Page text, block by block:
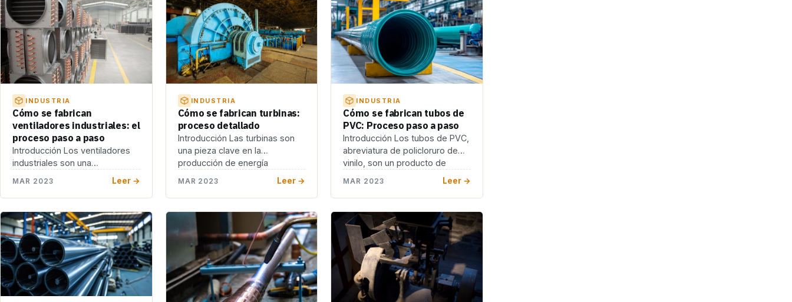
INDUSTRIA
Cómo se fabrican
ventiladores industriales: el
proceso paso a paso
Introducción Los ventiladores
industriales son una
herramienta fundamental en la
circulación […]
MAR 2023 Leer →
INDUSTRIA
Cómo se fabrican turbinas:
proceso detallado
Introducción Las turbinas son
una pieza clave en la
producción de energía
eléctrica. Estas máquinas
MAR 2023 Leer →
INDUSTRIA
Cómo se fabrican tubos de
PVC: Proceso paso a paso
Introducción Los tubos de PVC,
abreviatura de policloruro de
vinilo, son un producto de
plástico ampliamente […]
MAR 2023 Leer →